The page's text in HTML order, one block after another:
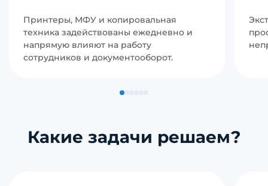
Принтеры, МФУ и копировальная
техника задействованы ежедневно и
напрямую влияют на работу
сотрудников и документооборот.
Какие задачи решаем?